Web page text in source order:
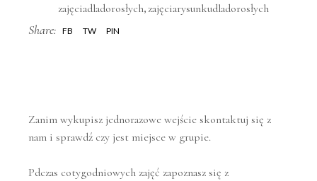
zajęciadladorosłych, zajęciarysunkudladorosłych
Share: FB TW PIN
Zanim wykupisz jednorazowe wejście skontaktuj się z
nam i sprawdź czy jest miejsce w grupie.
Pdczas cotygodniowych zajęć zapoznasz się z